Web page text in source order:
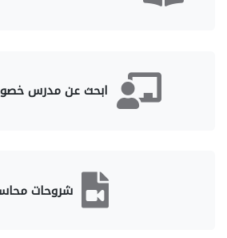
ابحث عن مدرس
شروحات